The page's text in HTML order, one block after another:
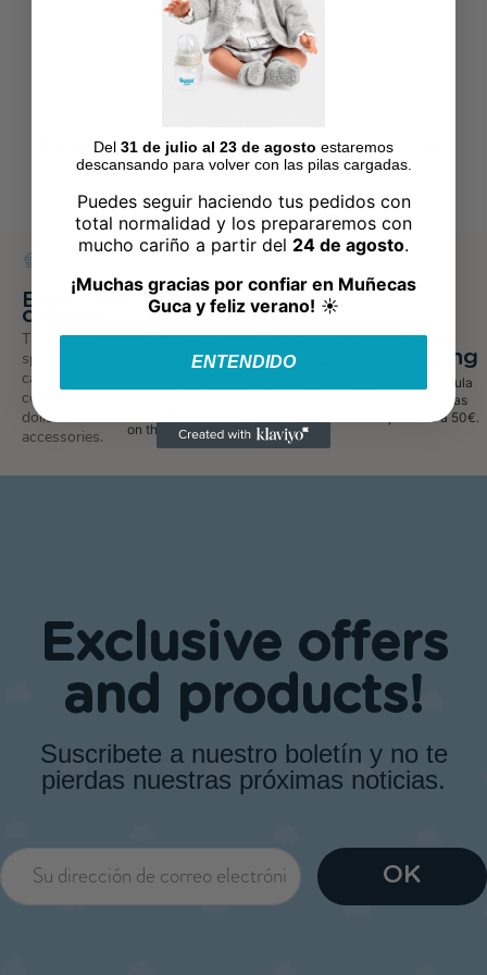
38cm
Reviews(0)
Extensive
catalog
The largest
specialized
catalog of
collectible
dolls and
accessories.
Secure
purchase
bank transfer,
on the destination.
Envío en
48/72h
Free
Shipping
En la Península
para compras
superiores a 50€.
Exclusive offers
and products!
Suscribete a nuestro boletín y no te
pierdas nuestras próximas noticias.
Del 31 de julio al 23 de agosto estaremos
descansando para volver con las pilas cargadas.
Puedes seguir haciendo tus pedidos con
total normalidad y los prepararemos con
mucho cariño a partir del 24 de agosto.
¡Muchas gracias por confiar en Muñecas
Guca y feliz verano! ☀️
ENTENDIDO